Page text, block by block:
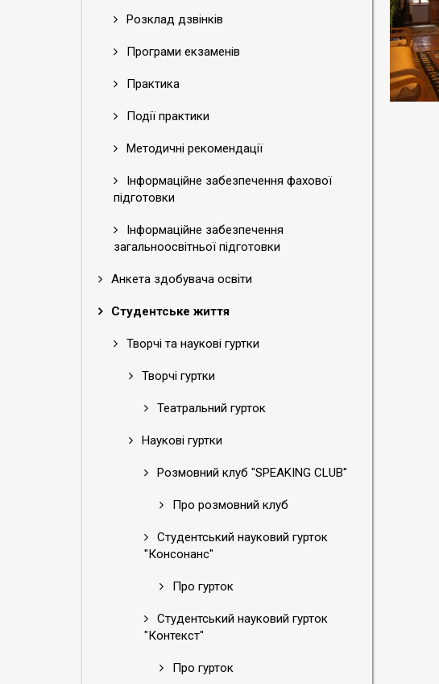
Розклад дзвінків
Програми екзаменів
Практика
Події практики
Методичні рекомендації
Інформаційне забезпечення фахової
підготовки
Інформаційне забезпечення
загальноосвітньої підготовки
Анкета здобувача освіти
Студентське життя
Творчі та наукові гуртки
Творчі гуртки
Театральний гурток
Наукові гуртки
Розмовний клуб "SPEAKING CLUB"
Про розмовний клуб
Студентський науковий гурток
"Консонанс"
Про гурток
Студентський науковий гурток
"Контекст"
Про гурток